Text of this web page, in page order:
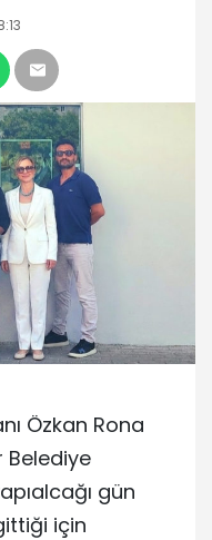
Özkan Rona
Belediye
gün
için